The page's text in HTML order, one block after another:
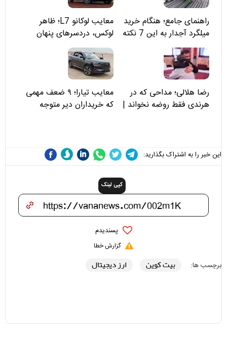
راهنمای جامع؛ هنگام خرید
میلگرد آجدار به این 7 نکته
توجه کنید
معایب لوکانو L7؛ ظاهر
لوکس، دردسرهای پنهان
رضا هلالی؛ مداحی که در
هرندی فقط روضه نخواند |
معایب تیارا؛ ۹ ضعف مهمی
که خریداران دیر متوجه
این خبر را به اشتراک بگذارید:
کپی لینک
پسندیدم
گزارش خطا
برچسب ها: بیت کوین ارز دیجیتال